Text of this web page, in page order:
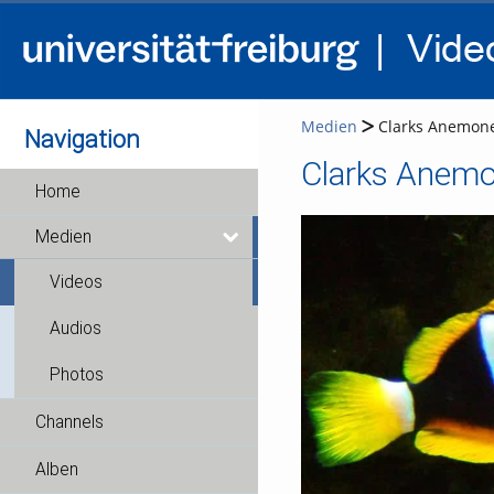
Navigation
Home
Medien
Videos
Audios
Photos
Channels
Alben
Medien Clarks
Clarks